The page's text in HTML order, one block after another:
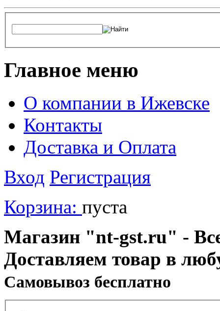
Главное меню
О компании в Ижевске
Контакты
Доставка и Оплата
Вход Регистрация
Корзина: пуста
Магазин "nt-gst.ru" -
Доставляем товар в
Cамовывоз бесплатно